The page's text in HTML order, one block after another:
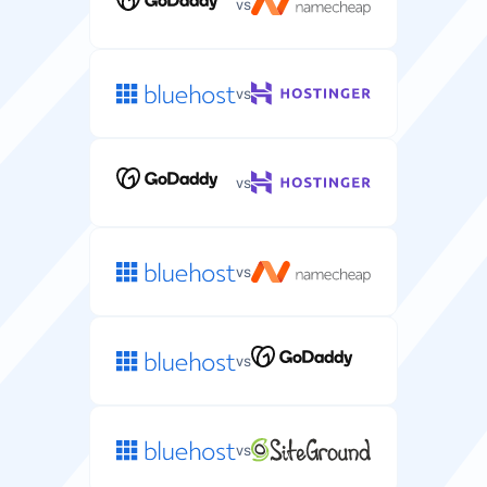
seu ambiente de alojamento.
melhor segurança e controlo.
servidor e obter reembolso total.
vs
vs
vs
vs
vs
vs